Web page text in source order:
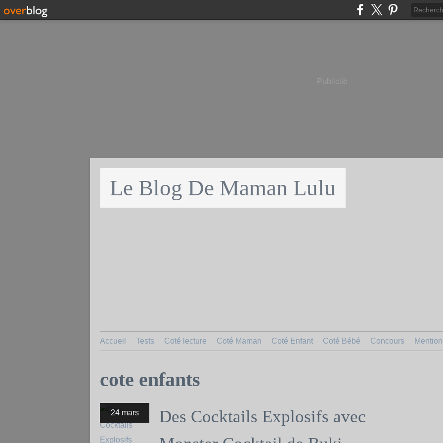
Publicité
Le Blog De Maman Lulu
Accueil Tests Coté lecture Coté Maman Coté Enfant Coté Bébé Concours
cote enfants
24 mars
Des Cocktails Explosifs avec